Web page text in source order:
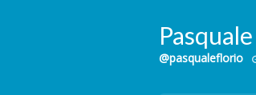
Pasquale
@pasqualeflorio